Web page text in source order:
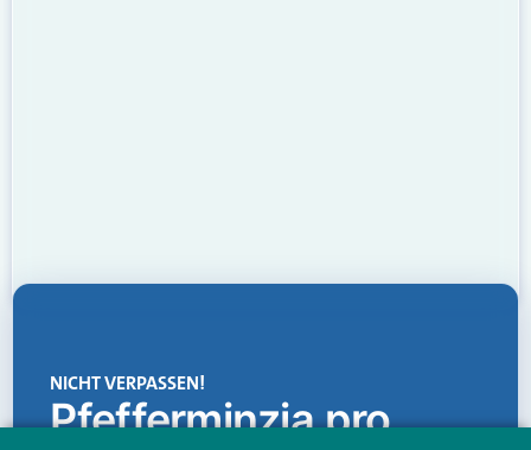
NICHT VERPASSEN!
Pfefferminzia.pro